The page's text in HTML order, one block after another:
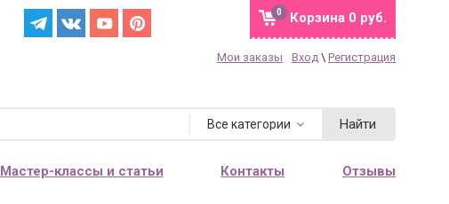
Корзина 0 руб.
0
Мои заказы Вход \ Регистрация
Все категории Найти
Мастер-классы и статьи Контакты Отзывы